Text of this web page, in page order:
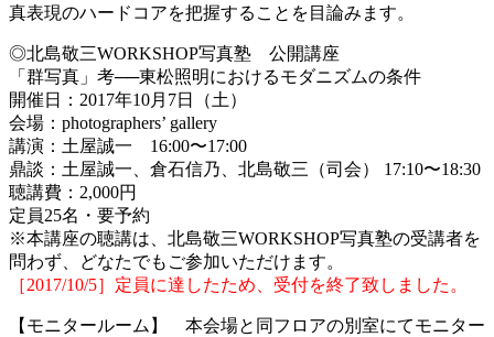
真表現のハードコアを把握することを目論みます。
◎北島敬三WORKSHOP写真塾 公開講座
「群写真」考──東松照明におけるモダニズムの条件
開催日：2017年10月7日（土）
会場：photographers’ gallery
講演：土屋誠一 16:00〜17:00
鼎談：土屋誠一、倉石信乃、北島敬三（司会） 17:10〜18:30
聴講費：2,000円
定員25名・要予約
※本講座の聴講は、北島敬三WORKSHOP写真塾の受講者を
問わず、どなたでもご参加いただけます。
［2017/10/5］定員に達したため、受付を終了致しました。
【モニタールーム】 本会場と同フロアの別室にてモニター